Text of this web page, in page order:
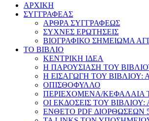
AΡΧΙΚΗ
ΣΥΓΓΡΑΦΕΑΣ
ΑΡΘΡΑ ΣΥΓΓΡΑΦΕΩΣ
ΣΥΧΝΕΣ ΕΡΩΤΗΣΕΙΣ
ΒΙΟΓΡΑΦΙΚΟ ΣΗΜΕΙΩΜΑ
ΤΟ ΒΙΒΛΙΟ
ΚΕΝΤΡΙΚΗ ΙΔΕΑ
Η ΠΑΡΟΥΣΙΑΣΗ ΤΟΥ
Η ΕΙΣΑΓΩΓΗ ΤΟΥ
ΟΠΙΣΘΟΦΥΛΛΟ
ΠΕΡΙΕΧΟΜΕΝΑ/ΚΕΦΑΛΑΙΑ
ΟΙ ΕΚΔΟΣΕΙΣ ΤΟΥ
ΕΝΘΕΤΟ PDF ΔΙΟΡΘΩΣΕΩΝ